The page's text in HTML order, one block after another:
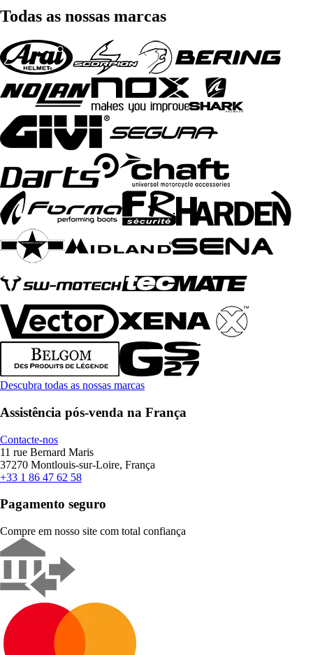
Todas as nossas marcas
Descubra todas as nossas marcas
Assistência pós-venda na França
Contacte-nos
11 rue Bernard Maris
37270 Montlouis-sur-Loire, França
+33 1 86 47 62 58
Pagamento seguro
Compre em nosso site com total confiança